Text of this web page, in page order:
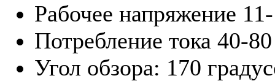
Рабочее напряжение
Потребление тока 40-
Угол обзора: 170